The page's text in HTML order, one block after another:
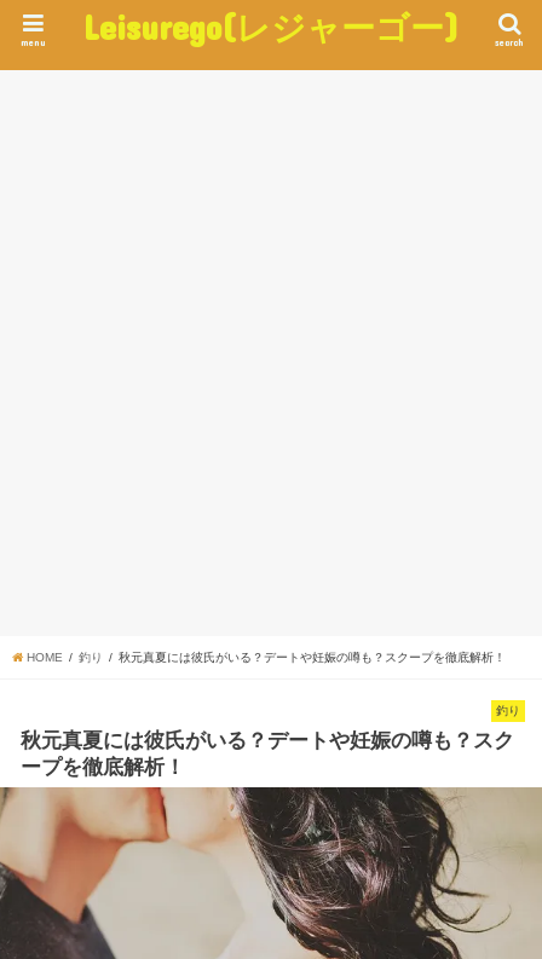
Leisurego(レジャーゴー) search
menu
HOME 釣り 秋元真夏には彼氏がいる？デートや妊娠の噂も？スクープを徹底解析！
釣り
秋元真夏には彼氏がいる？デートや妊娠の噂も？スク
ープを徹底解析！